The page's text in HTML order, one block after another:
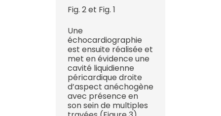
Fig. 2 et Fig. 1
Une
échocardiographie
est ensuite réalisée et
met en évidence une
cavité liquidienne
péricardique droite
d’aspect anéchogène
avec présence en
son sein de multiples